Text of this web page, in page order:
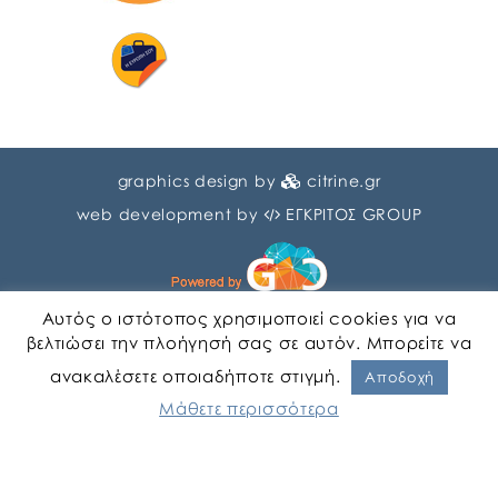
graphics design by
citrine.gr
web development by
ΕΓΚΡΙΤΟΣ GROUP
Αυτός ο ιστότοπος χρησιμοποιεί cookies για να
βελτιώσει την πλοήγησή σας σε αυτόν. Μπορείτε να
ανακαλέσετε οποιαδήποτε στιγμή.
Αποδοχή
Μάθετε περισσότερα
Αγγλικα Ελληνικα